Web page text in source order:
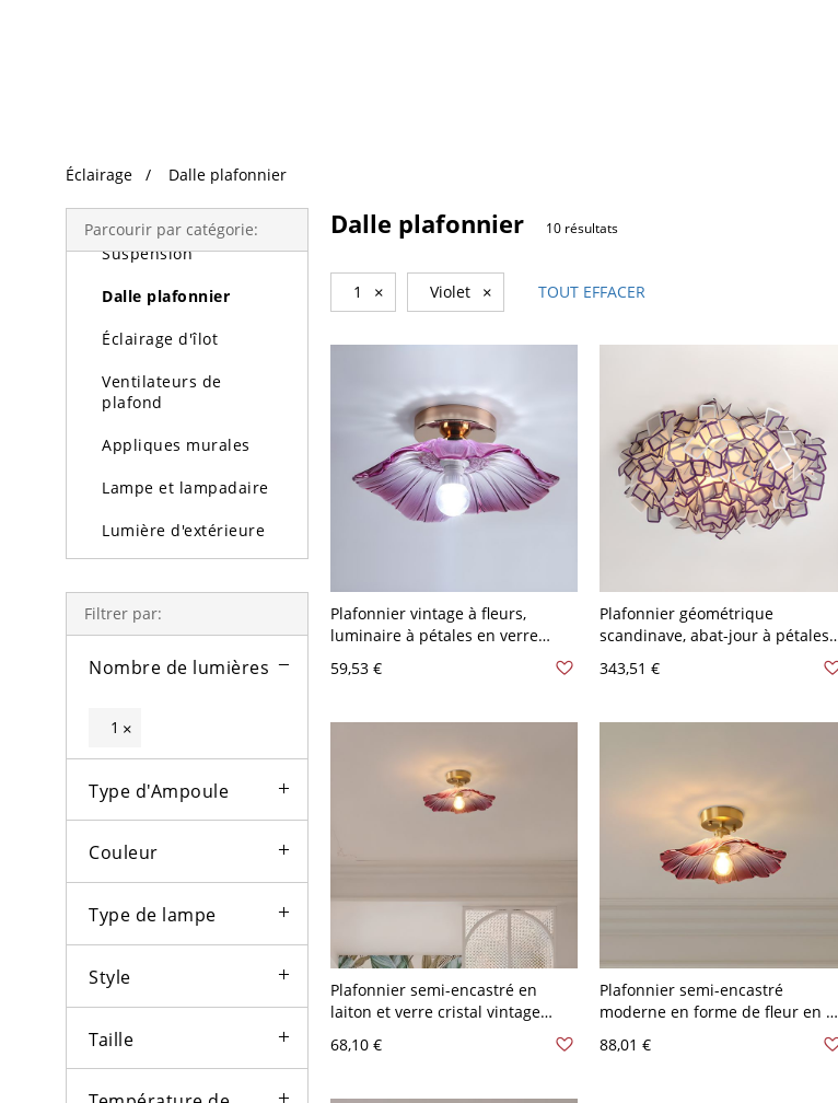
Éclairage Dalle plafonnier
Parcourir par catégorie:
Éclairage
Lustres
Suspension
Dalle plafonnier
Éclairage d'îlot
Ventilateurs de
plafond
Appliques murales
Lampe et lampadaire
Lumière d'extérieure
Filtrer par:
Nombre de lumières
1 ×
Type d'Ampoule
Couleur
Type de lampe
Style
Taille
Dalle plafonnier 10 résultats
1 × Violet × TOUT EFFACER
Plafonnier vintage à fleurs,
luminaire à pétales en verre
nervuré pour couloir, base dorée
- 110 V-120 V Violet
59,53 €
Plafonnier géométrique
scandinave, abat-jour à pétales
lueur d’ambiance - Violet 110 V-
343,51 €
Plafonnier semi-encastré en
laiton et verre cristal vintage
multicolore pour couloirs et
68,10 €
Plafonnier semi-encastré
moderne en forme de fleur en or
pour usage résidentiel - 110 V-
88,01 €